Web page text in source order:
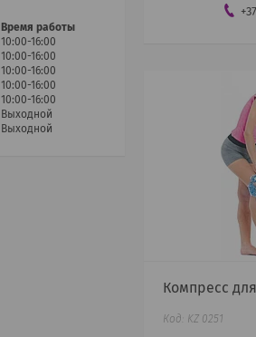
Компресс
KZ 0251
Время работы
10:00-16:00
10:00-16:00
10:00-16:00
10:00-16:00
10:00-16:00
Выходной
Выходной